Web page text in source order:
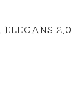
ELEGANS 2.0